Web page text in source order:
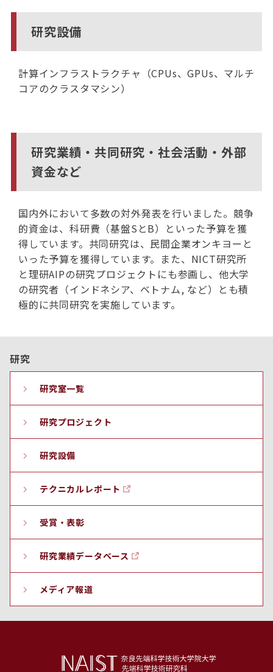
研究設備
計算インフラストラクチャ（CPUs、GPUs、マルチ
コアのクラスタマシン）
研究業績・共同研究・社会活動・外部
資金など
国内外において多数の対外発表を行いました。競争
的資金は、科研費（基盤SとB）といった予算を獲
得しています。共同研究は、民間企業オンキヨーと
いった予算を獲得しています。また、NICT研究所
と理研AIPの研究プロジェクトにも参画し、他大学
の研究者（インドネシア、ベトナム, など）とも積
極的に共同研究を実施しています。
研究
研究室一覧
研究プロジェクト
研究設備
テクニカルレポート
受賞・表彰
研究業績データベース
メディア報道